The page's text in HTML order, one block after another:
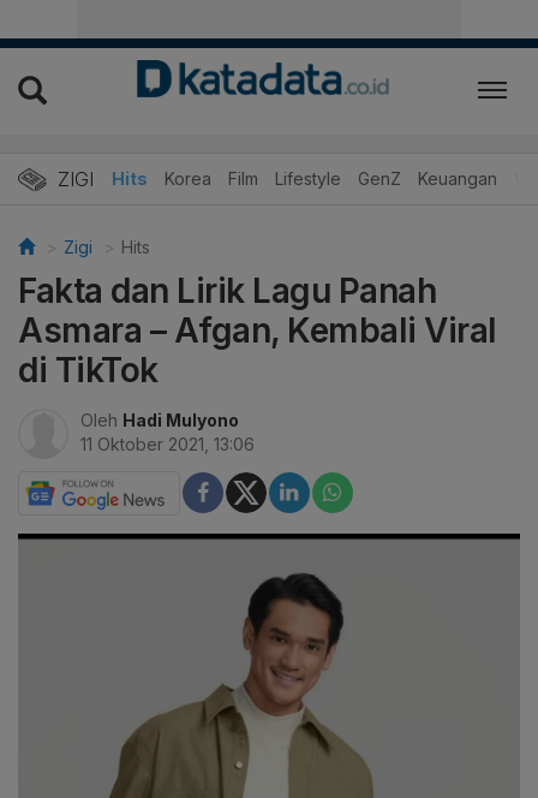
ZIGI Hits Korea Film Lifestyle GenZ Keuangan
Zigi Hits
Fakta dan Lirik Lagu Panah
Asmara – Afgan, Kembali Viral
di TikTok
Oleh Hadi Mulyono
11 Oktober 2021, 13:06